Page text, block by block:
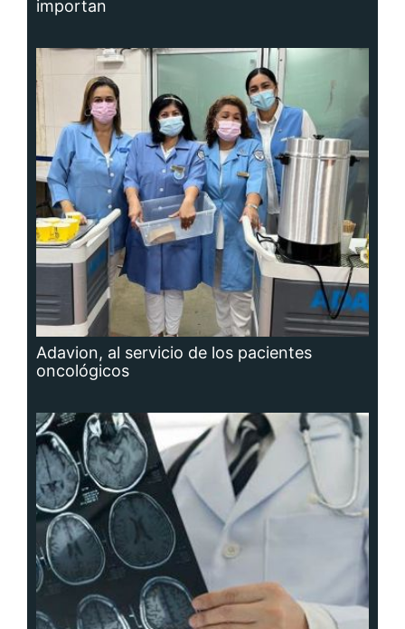
Adavion, al servicio de los pacientes
oncológicos